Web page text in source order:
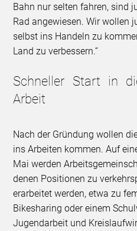
Bahn nur selten fahren, sind
Rad angewiesen. Wir wollen
selbst ins Handeln zu
Land zu verbessern.“
Schneller Start in
Arbeit
Nach der Gründung wollen
ins Arbeiten kommen. Auf
Mai werden
denen Positionen zu
erarbeitet werden, etwa zu
Bikesharing oder einem
Jugendarbeit und